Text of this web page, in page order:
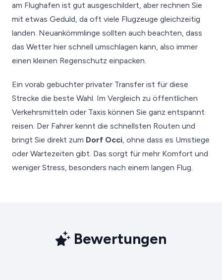
am Flughafen ist gut ausgeschildert, aber rechnen Sie
mit etwas Geduld, da oft viele Flugzeuge gleichzeitig
landen. Neuankömmlinge sollten auch beachten, dass
das Wetter hier schnell umschlagen kann, also immer
einen kleinen Regenschutz einpacken.
Ein vorab gebuchter privater Transfer ist für diese
Strecke die beste Wahl. Im Vergleich zu öffentlichen
Verkehrsmitteln oder Taxis können Sie ganz entspannt
reisen. Der Fahrer kennt die schnellsten Routen und
bringt Sie direkt zum Dorf Occi, ohne dass es Umstiege
oder Wartezeiten gibt. Das sorgt für mehr Komfort und
weniger Stress, besonders nach einem langen Flug.
Bewertungen